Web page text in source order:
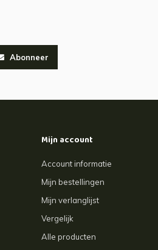
Abonneer
Mijn account
Account informatie
Mijn bestellingen
Mijn verlanglijst
Vergelijk
Alle producten